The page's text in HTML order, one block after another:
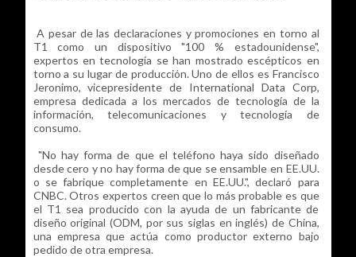
A pesar de las declaraciones y promociones en torno al
T1 como un dispositivo "100 % estadounidense",
expertos en tecnología se han mostrado escépticos en
torno a su lugar de producción. Uno de ellos es Francisco
Jeronimo, vicepresidente de International Data Corp,
empresa dedicada a los mercados de tecnología de la
información, telecomunicaciones y tecnología de
consumo.
"No hay forma de que el teléfono haya sido diseñado
desde cero y no hay forma de que se ensamble en EE.UU.
o se fabrique completamente en EE.UU.", declaró para
CNBC. Otros expertos creen que lo más probable es que
el T1 sea producido con la ayuda de un fabricante de
diseño original (ODM, por sus siglas en inglés) de China,
una empresa que actúa como productor externo bajo
pedido de otra empresa.